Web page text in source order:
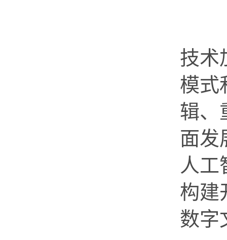
技术
模式
辑、
面发
人工
构建
数字